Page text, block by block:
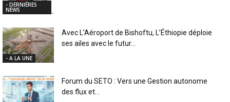
- DERNIÈRES
NEWS
- A LA UNE
Avec L’Aéroport de Bishoftu, L’Éthiopie déploie
ses ailes avec le futur...
Forum du SETO : Vers une Gestion autonome
des flux et...